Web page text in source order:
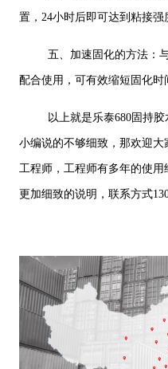
置，24小时后即可达到粘接强
五、加速固化的方法：
配合使用，可有效缩短固化时
以上就是乐泰680固持
小编说的不够细致，那欢迎大
工程师，工程师有多年的使
更加细致的说明，联系方式